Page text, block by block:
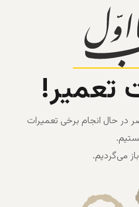
تعمیر!
در حال انجام برخی تعمیرات
می‌گردیم.